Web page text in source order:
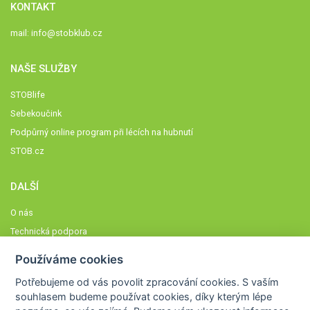
KONTAKT
mail: info@stobklub.cz
NAŠE SLUŽBY
STOBlife
Sebekoučink
Podpůrný online program při lécích na hubnutí
STOB.cz
DALŠÍ
O nás
Technická podpora
Členové STOBklubu
Zásady nakládání s osobními údaji
Používáme cookies
Potřebujeme od vás povolit zpracování cookies. S vaším
souhlasem budeme používat cookies, díky kterým lépe